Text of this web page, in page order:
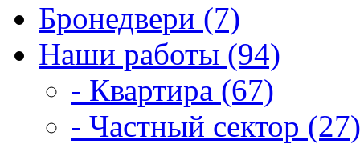
Бронедвери (7)
Наши работы (94)
- Квартира (67)
- Частный сектор (27)